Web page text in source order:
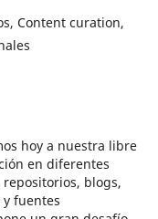
Content curation,
hoy a nuestra libre
en diferentes
blogs,
fuentes